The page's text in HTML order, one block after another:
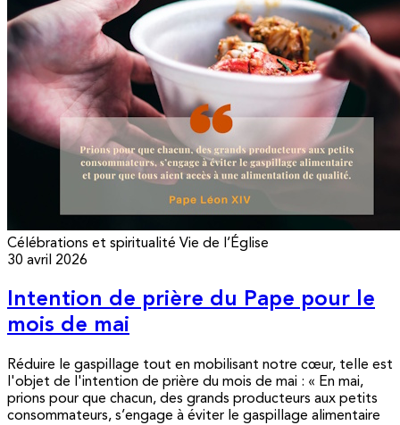
Célébrations et spiritualité Vie de l’Église
30 avril 2026
Intention de prière du Pape pour le
mois de mai
Réduire le gaspillage tout en mobilisant notre cœur, telle est
l'objet de l'intention de prière du mois de mai : « En mai,
prions pour que chacun, des grands producteurs aux petits
consommateurs, s’engage à éviter le gaspillage alimentaire